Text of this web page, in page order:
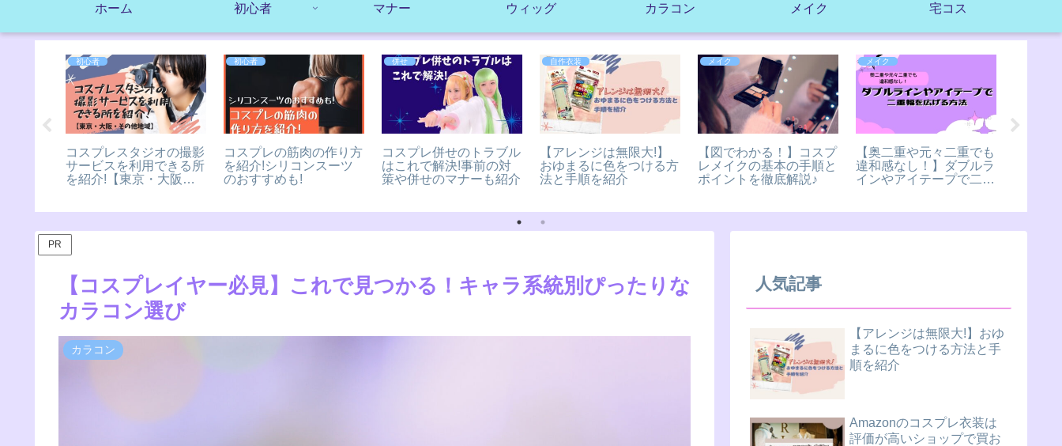
ホーム 初心者 マナー ウィッグ カラコン メイク 宅コス
初心者
コスプレスタジオの撮影
サービスを利用できる所
を紹介!【東京・大阪・
初心者
コスプレの筋肉の作り方
を紹介!シリコンスーツ
のおすすめも!
併せ
コスプレ併せのトラブル
はこれで解決!事前の対
策や併せのマナーも紹介
自作衣装
【アレンジは無限大!】
おゆまるに色をつける方
法と手順を紹介
メイク
【図でわかる！】コスプ
レメイクの基本の手順と
ポイントを徹底解説♪
メイク
【奥二重や元々二重でも
違和感なし！】ダブルラ
インやアイテープで二重
PR
【コスプレイヤー必見】これで見つかる！キャラ系統別ぴったりな
カラコン選び
カラコン
人気記事
【アレンジは無限大!】おゆ
まるに色をつける方法と手
順を紹介
Amazonのコスプレ衣装は
評価が高いショップで買お